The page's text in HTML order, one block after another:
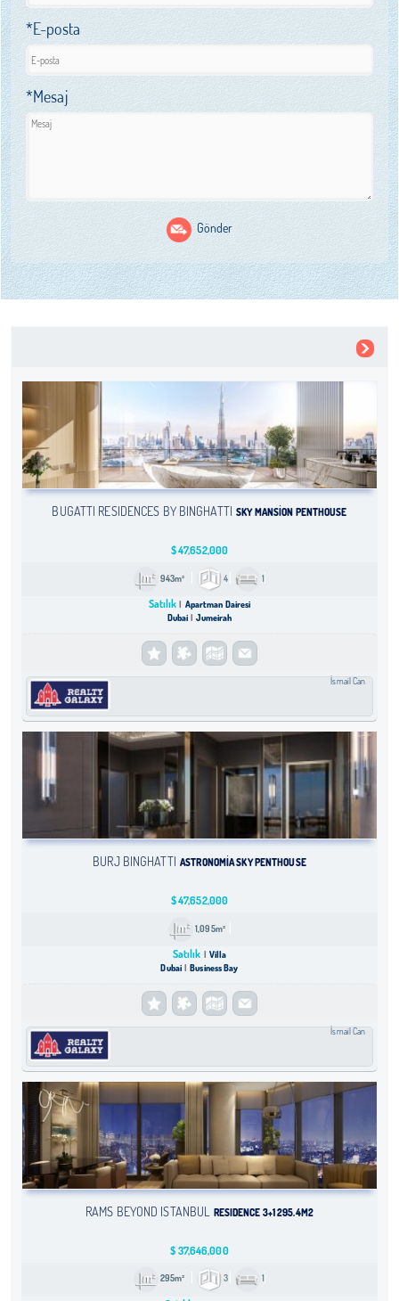
*E-posta
*Mesaj
Gönder
BUGATTI RESIDENCES BY BINGHATTI SKY MANSION PENTHOUSE
$47,652,000
943m² 4 1
Satılık
Apartman Dairesi
Dubai
Jumeirah
İsmail Can
BURJ BINGHATTI ASTRONOMIA SKY PENTHOUSE
$47,652,000
1,095m²
Satılık
Villa
Dubai
Business Bay
İsmail Can
RAMS BEYOND ISTANBUL RESIDENCE 3+1 295.4M2
$37,646,000
295m² 3 1